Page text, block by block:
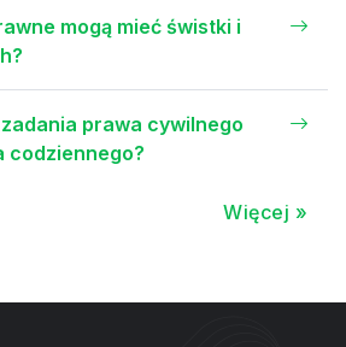
mogą mieć świstki i
prawa cywilnego
codziennego?
Więcej »